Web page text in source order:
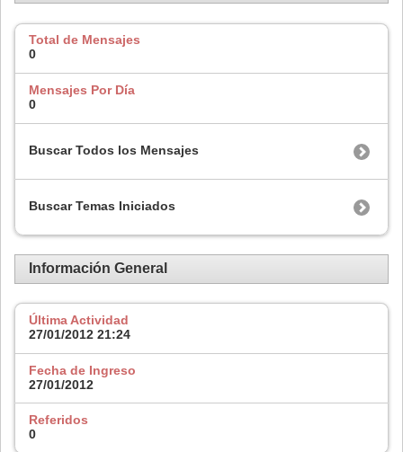
Total de Mensajes
0
Mensajes Por Día
0
Buscar Todos los Mensajes
Buscar Temas Iniciados
Información General
Última Actividad
27/01/2012 21:24
Fecha de Ingreso
27/01/2012
Referidos
0